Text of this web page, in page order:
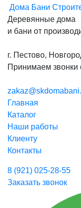
Дома Бани
Деревянные дома
и бани от
г. Пестово,
Принимаем звонки
Главная
Каталог
Наши работы
Клиенту
Контакты
8 (921) 025-28-55
Заказать звонок